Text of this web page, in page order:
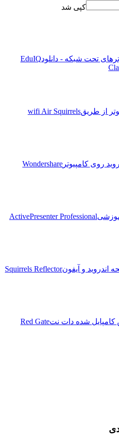
کپی شد
تحت شبکه - دانلود EduIQ
طریقwifi Air Squirrels
کامپیوترWondershare
ActivePresenter Professional
و آیفون Squirrels Reflector
شده دات نتRed Gate